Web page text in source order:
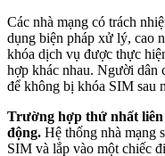
Các nhà mạng có trách
dụng biện pháp xử lý, cao
khóa dịch vụ được thực
hợp khác nhau. Người dân
để không bị khóa SIM sau
Trường hợp thứ nhất
động. Hệ thống nhà mạng
SIM và lắp vào một chiếc